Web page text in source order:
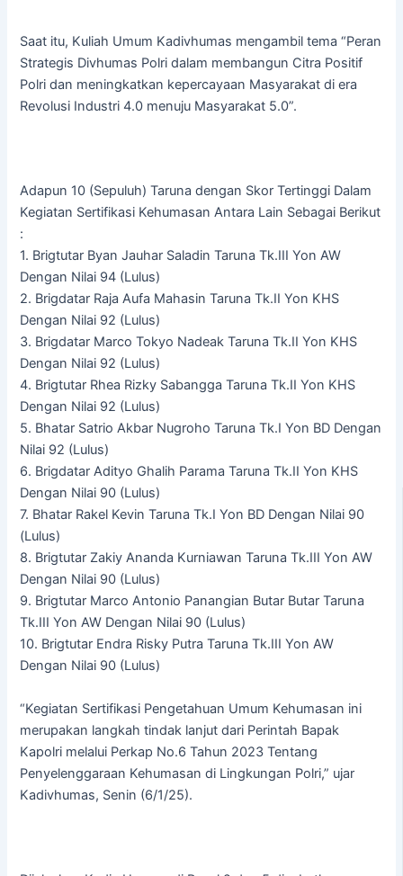
Saat itu, Kuliah Umum Kadivhumas mengambil tema “Peran
Strategis Divhumas Polri dalam membangun Citra Positif
Polri dan meningkatkan kepercayaan Masyarakat di era
Revolusi Industri 4.0 menuju Masyarakat 5.0”.
Adapun 10 (Sepuluh) Taruna dengan Skor Tertinggi Dalam
Kegiatan Sertifikasi Kehumasan Antara Lain Sebagai Berikut
:
1. Brigtutar Byan Jauhar Saladin Taruna Tk.III Yon AW
Dengan Nilai 94 (Lulus)
2. Brigdatar Raja Aufa Mahasin Taruna Tk.II Yon KHS
Dengan Nilai 92 (Lulus)
3. Brigdatar Marco Tokyo Nadeak Taruna Tk.II Yon KHS
Dengan Nilai 92 (Lulus)
4. Brigtutar Rhea Rizky Sabangga Taruna Tk.II Yon KHS
Dengan Nilai 92 (Lulus)
5. Bhatar Satrio Akbar Nugroho Taruna Tk.I Yon BD Dengan
Nilai 92 (Lulus)
6. Brigdatar Adityo Ghalih Parama Taruna Tk.II Yon KHS
Dengan Nilai 90 (Lulus)
7. Bhatar Rakel Kevin Taruna Tk.I Yon BD Dengan Nilai 90
(Lulus)
8. Brigtutar Zakiy Ananda Kurniawan Taruna Tk.III Yon AW
Dengan Nilai 90 (Lulus)
9. Brigtutar Marco Antonio Panangian Butar Butar Taruna
Tk.III Yon AW Dengan Nilai 90 (Lulus)
10. Brigtutar Endra Risky Putra Taruna Tk.III Yon AW
Dengan Nilai 90 (Lulus)
“Kegiatan Sertifikasi Pengetahuan Umum Kehumasan ini
merupakan langkah tindak lanjut dari Perintah Bapak
Kapolri melalui Perkap No.6 Tahun 2023 Tentang
Penyelenggaraan Kehumasan di Lingkungan Polri,” ujar
Kadivhumas, Senin (6/1/25).